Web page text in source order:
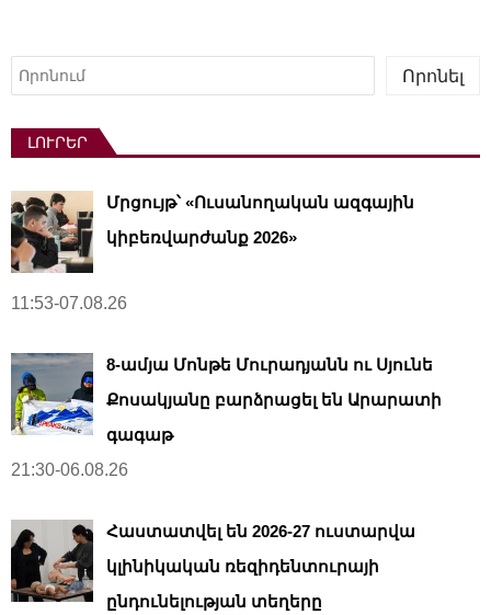
Որոնել
Որոնել
ԼՈՒՐԵՐ
Մրցույթ՝ «Ուսանողական ազգային
կիբեռվարժանք 2026»
11:53-07.08.26
8-ամյա Մոնթե Մուրադյանն ու Սյունե
Քոսակյանը բարձրացել են Արարատի
գագաթ
21:30-06.08.26
Հաստատվել են 2026-27 ուստարվա
կլինիկական ռեզիդենտուրայի
ընդունելության տեղերը